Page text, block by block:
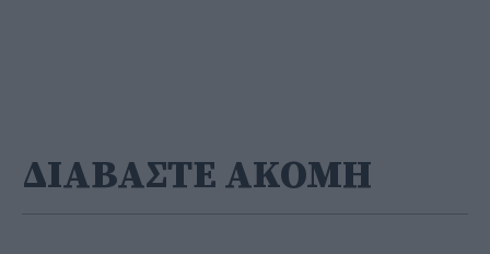
ΔΙΑΒΑΣΤΕ ΑΚΟΜΗ